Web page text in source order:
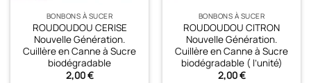
BONBONS À SUCER
ROUDOUDOU CERISE
Nouvelle Génération.
Cuillère en Canne à Sucre
biodégradable
2,00€
BONBONS À SUCER
ROUDOUDOU CITRON
Nouvelle Génération.
Cuillère en Canne à Sucre
biodégradable ( l’unité)
2,00€